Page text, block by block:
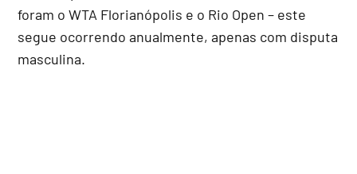
foram o WTA Florianópolis e o Rio Open – este
segue ocorrendo anualmente, apenas com disputa
masculina.